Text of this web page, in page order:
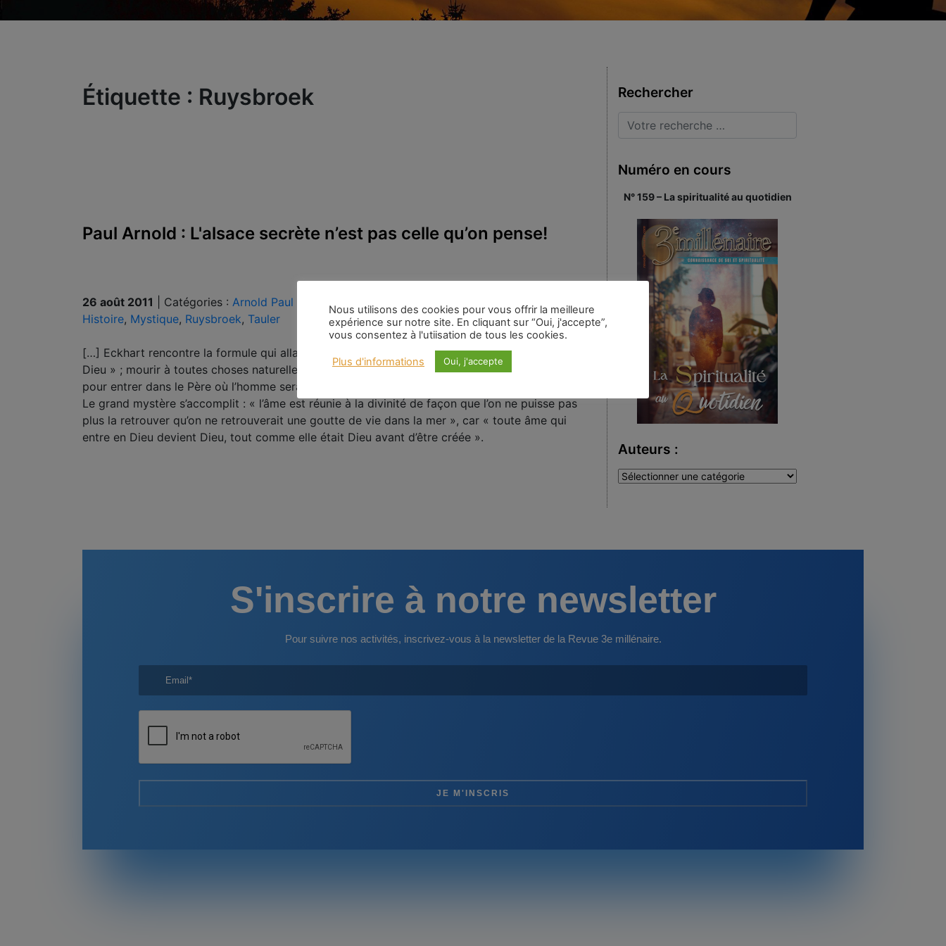
Étiquette : Ruysbroek
Paul Arnold : L'alsace secrète n’est pas celle qu’on pense!
26 août 2011 Catégories : Arnold Paul
Histoire, Mystique, Ruysbroek, Tauler
[…] Eckhart rencontre la formule qui allait s’imposer à tous les mystiques rhénans : la « mort en
Dieu » ; mourir à toutes choses naturelles d’abord, mourir à l’esprit ensuite, mourir dans le Fils
pour entrer dans le Père où l’homme sera « assommé d’un coup mortel par la lumière divine ».
Le grand mystère s’accomplit : « l’âme est réunie à la divinité de façon que l’on ne puisse pas
plus la retrouver qu’on ne retrouverait une goutte de vie dans la mer », car « toute âme qui
entre en Dieu devient Dieu, tout comme elle était Dieu avant d’être créée ».
Rechercher
Numéro en cours
N° 159 – La spiritualité au quotidien
Auteurs :
Auteurs
S'inscrire à notre newsletter
Pour suivre nos activités, inscrivez-vous à la newsletter de la Revue 3e millénaire.
Nous utilisons des cookies pour vous offrir la meilleure
expérience sur notre site. En cliquant sur “Oui, j'accepte”,
vous consentez à l'utiisation de tous les cookies.
Plus d'informations Oui, j'accepte